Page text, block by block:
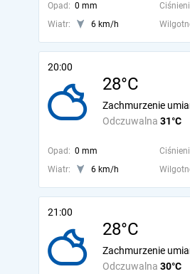
Opad: 0 mm
Wiatr:
6 km/h
20:00
28°C
Odczuwalna 31°C
Zachmurzenie
Opad: 0 mm
Wiatr:
6 km/h
21:00
28°C
Odczuwalna 30°C
Zachmurzenie